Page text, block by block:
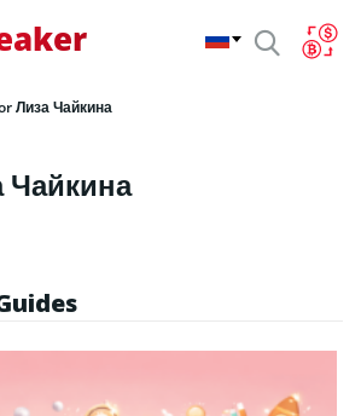
Лиза Чайкина
Чайкина